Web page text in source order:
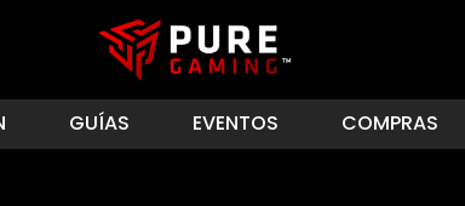
GUÍAS EVENTOS COMPRAS